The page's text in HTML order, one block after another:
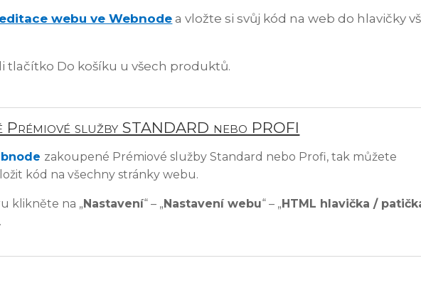
webu ve Webnode a vložte si svůj kód na web do hlavičky
tlačítko Do košíku u všech produktů.
Prémiové služby STANDARD nebo PROFI
zakoupené Prémiové služby Standard nebo Profi, tak můžete
kód na všechny stránky webu.
klikněte na „Nastavení“ – „Nastavení webu“ – „HTML hlavička /